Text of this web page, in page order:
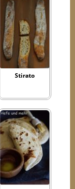
Stirato